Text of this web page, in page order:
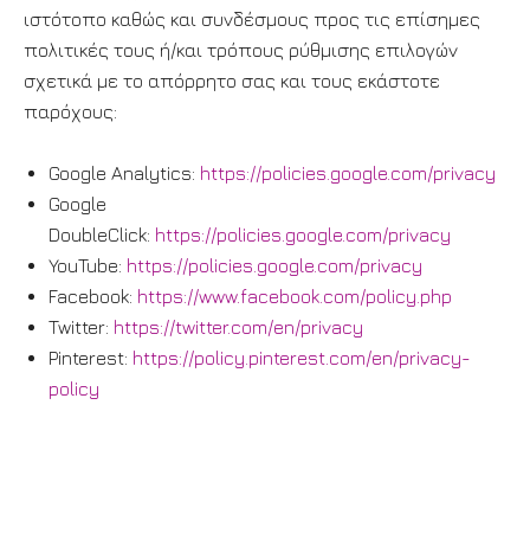
ιστότοπο καθώς και συνδέσμους προς τις επίσημες
πολιτικές τους ή/και τρόπους ρύθμισης επιλογών
σχετικά με το απόρρητο σας και τους εκάστοτε
παρόχους:
Google Analytics: https://policies.google.com/privacy
Google
DoubleClick: https://policies.google.com/privacy
YouTube: https://policies.google.com/privacy
Facebook: https://www.facebook.com/policy.php
Twitter: https://twitter.com/en/privacy
Pinterest: https://policy.pinterest.com/en/privacy-
policy